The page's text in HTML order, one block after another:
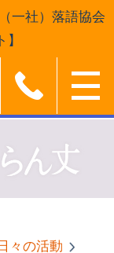
一社）落語協会
日々の活動